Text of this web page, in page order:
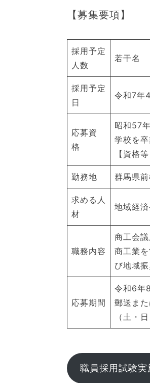
【募集要項】
採用予定
人数
若干名
採用予定
日
令和7年
応募資
格
昭和57
学校を
【資格
勤務地 群馬県
求める人
材
地域経
職務内容
商工会議
商工業
び地域振
応募期間
令和6年
郵送また
（土・
職員採用試験実